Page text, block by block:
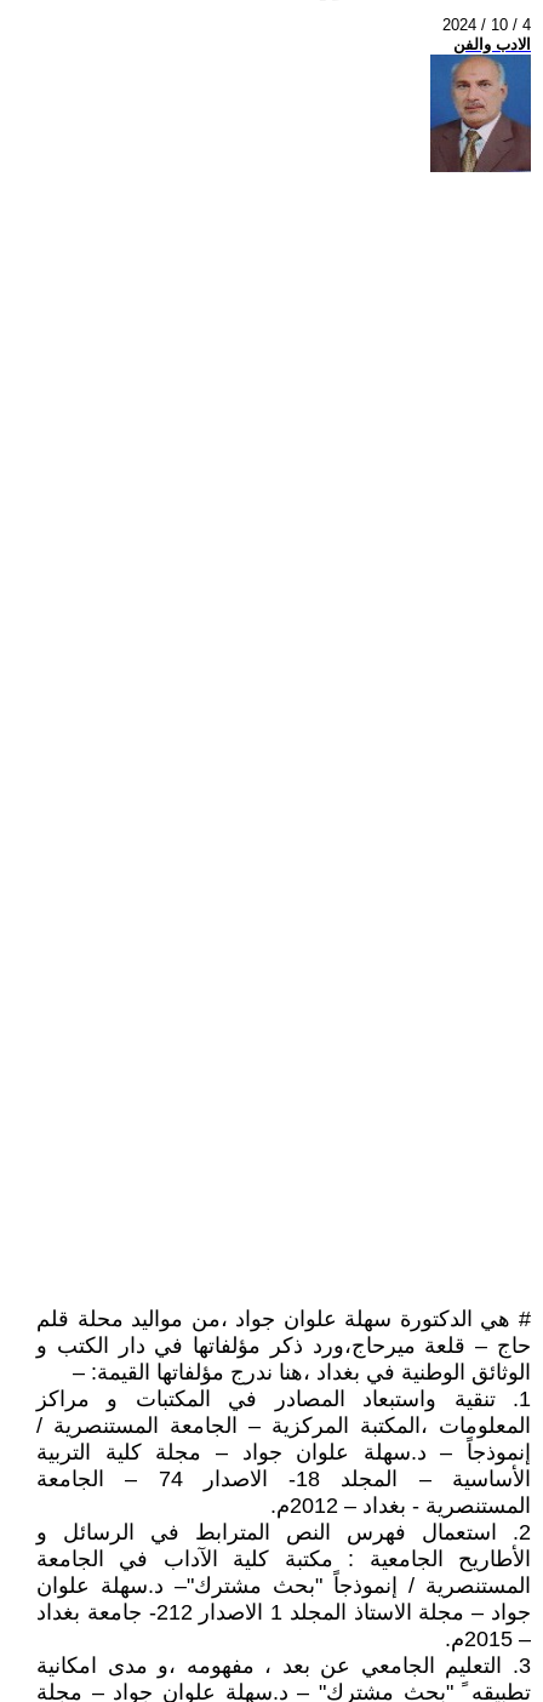
2024 / 10 / 4
الادب والفن
# هي الدكتورة سهلة علوان جواد ،من مواليد محلة قلم
حاج – قلعة ميرحاج،ورد ذكر مؤلفاتها في دار الكتب و
الوثائق الوطنية في بغداد ،هنا ندرج مؤلفاتها القيمة: –
1. تنقية واستبعاد المصادر في المكتبات و مراكز
المعلومات ،المكتبة المركزية – الجامعة المستنصرية /
إنموذجاً – د.سهلة علوان جواد – مجلة كلية التربية
الأساسية – المجلد 18- الاصدار 74 – الجامعة
المستنصرية - بغداد – 2012م.
2. استعمال فهرس النص المترابط في الرسائل و
الأطاريح الجامعية : مكتبة كلية الآداب في الجامعة
المستنصرية / إنموذجاً "بحث مشترك"– د.سهلة علوان
جواد – مجلة الاستاذ المجلد 1 الاصدار 212- جامعة بغداد
– 2015م.
3. التعليم الجامعي عن بعد ، مفهومه ،و مدى امكانية
تطبيقه ً "بحث مشترك" – د.سهلة علوان جواد – مجلة